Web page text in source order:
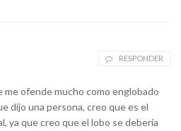
RESPONDER
me ofende mucho como englobado
dijo una persona, creo que es el
ya que creo que el lobo se debería